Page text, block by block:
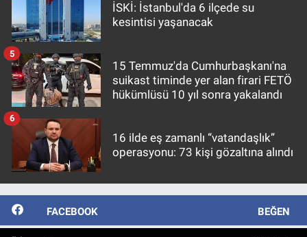
İSKİ: İstanbul'da 6 ilçede su
kesintisi yaşanacak
15 Temmuz'da Cumhurbaşkanı'na
suikast timinde yer alan firari FETÖ
hükümlüsü 10 yıl sonra yakalandı
5
16 ilde eş zamanlı “vatandaşlık”
operasyonu: 73 kişi gözaltına alındı
6
FACEBOOK BEĞEN